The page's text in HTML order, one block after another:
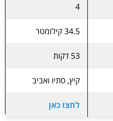
4
34.5 קילומטר
53 דקות
קיץ, סתיו ואביב
לחצו כאן